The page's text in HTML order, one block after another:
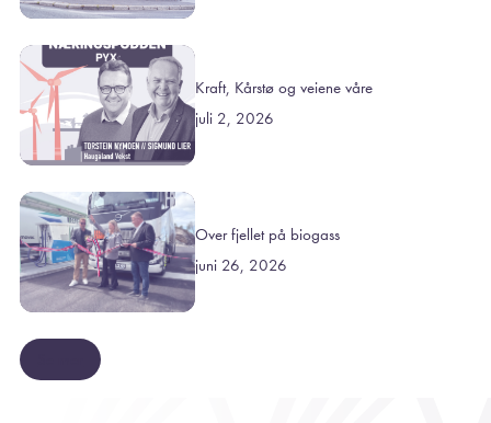
Kraft, Kårstø og veiene våre
juli 2, 2026
Over fjellet på biogass
juni 26, 2026